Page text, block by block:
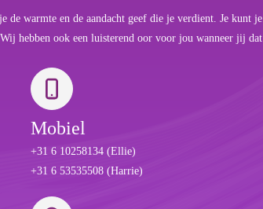
warmte en de aandacht geef die je verdient. Je kunt je
hebben ook een luisterend oor voor jou wanneer jij dat
Mobiel
+31 6 10258134 (Ellie)
+31 6 53535508 (Harrie)